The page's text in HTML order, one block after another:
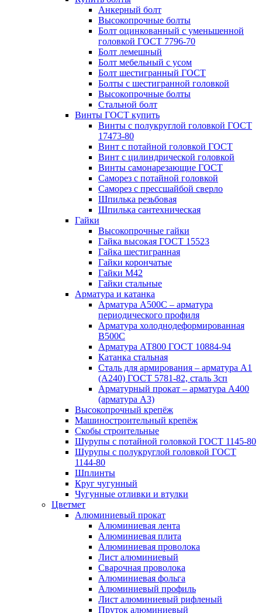
Анкерный болт
Высокопрочные болты
Болт оцинкованный с уменьшенной
головкой ГОСТ 7796-70
Болт лемешный
Болт мебельный с усом
Болт шестигранный ГОСТ
Болты с шестигранной головкой
Высокопрочные болты
Стальной болт
Винты ГОСТ купить
Винты с полукруглой головкой ГОСТ
17473-80
Винт с потайной головкой ГОСТ
Винт с цилиндрической головкой
Винты самонарезающие ГОСТ
Саморез с потайной головкой
Саморез с прессшайбой сверло
Шпилька резьбовая
Шпилька сантехническая
Гайки
Высокопрочные гайки
Гайка высокая ГОСТ 15523
Гайка шестигранная
Гайки корончатые
Гайки М42
Гайки стальные
Арматура и катанка
Арматура А500С – арматура
периодического профиля
Арматура холоднодеформированная
В500С
Арматура АТ800 ГОСТ 10884-94
Катанка стальная
Сталь для армирования – арматура А1
(А240) ГОСТ 5781-82, сталь 3сп
Арматурный прокат – арматура А400
(арматура А3)
Высокопрочный крепёж
Машиностроительный крепёж
Скобы строительные
Шурупы с потайной головкой ГОСТ 1145-80
Шурупы с полукруглой головкой ГОСТ
1144-80
Шплинты
Круг чугунный
Чугунные отливки и втулки
Цветмет
Алюминиевый прокат
Алюминиевая лента
Алюминиевая плита
Алюминиевая проволока
Лист алюминиевый
Сварочная проволока
Алюминиевая фольга
Алюминиевый профиль
Лист алюминиевый рифленый
Пруток алюминиевый